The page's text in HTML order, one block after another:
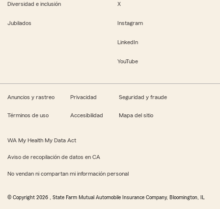
Diversidad e inclusión
Jubilados
X
Instagram
LinkedIn
YouTube
Anuncios y rastreo Privacidad Seguridad y fraude
Términos de uso Accesibilidad Mapa del sitio
WA My Health My Data Act
Aviso de recopilación de datos en CA
No vendan ni compartan mi información personal
© Copyright 2026 , State Farm Mutual Automobile Insurance Company, Bloomington, IL